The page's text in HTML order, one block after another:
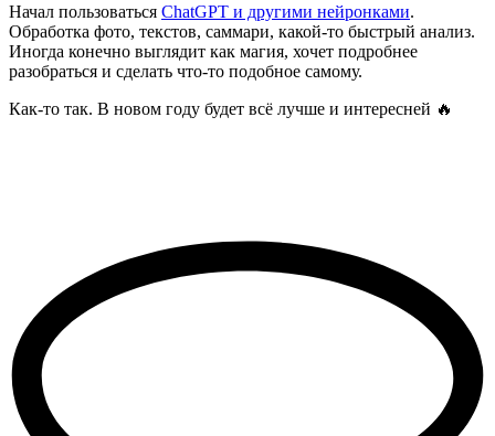
Начал пользоваться ChatGPT и другими нейронками.
Обработка фото, текстов, саммари, какой-то быстрый анализ.
Иногда конечно выглядит как магия, хочет подробнее
разобраться и сделать что-то подобное самому.
Как-то так. В новом году будет всё лучше и интересней 🔥